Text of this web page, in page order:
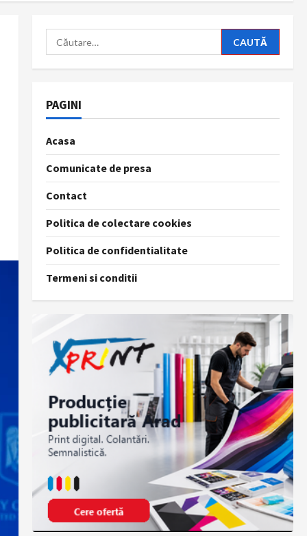
Caută
după:
PAGINI
Acasa
Comunicate de presa
Contact
Politica de colectare cookies
Politica de confidentialitate
Termeni si conditii